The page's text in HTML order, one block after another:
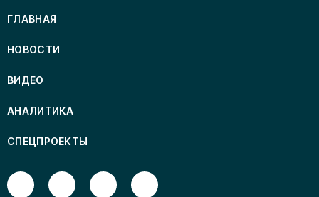
ГЛАВНАЯ
НОВОСТИ
ВИДЕО
АНАЛИТИКА
СПЕЦПРОЕКТЫ